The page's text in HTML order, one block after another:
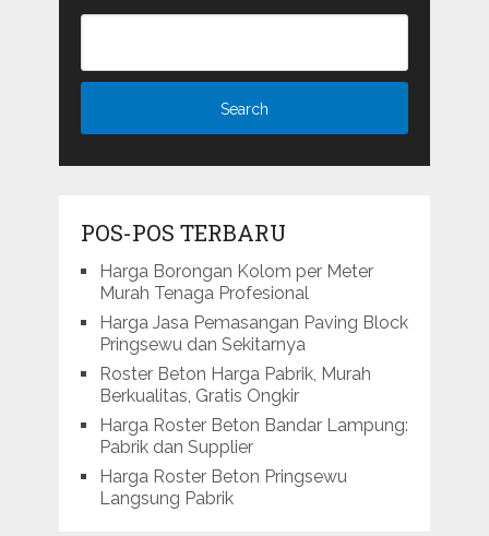
POS-POS TERBARU
Harga Borongan Kolom per Meter
Murah Tenaga Profesional
Harga Jasa Pemasangan Paving Block
Pringsewu dan Sekitarnya
Roster Beton Harga Pabrik, Murah
Berkualitas, Gratis Ongkir
Harga Roster Beton Bandar Lampung:
Pabrik dan Supplier
Harga Roster Beton Pringsewu
Langsung Pabrik